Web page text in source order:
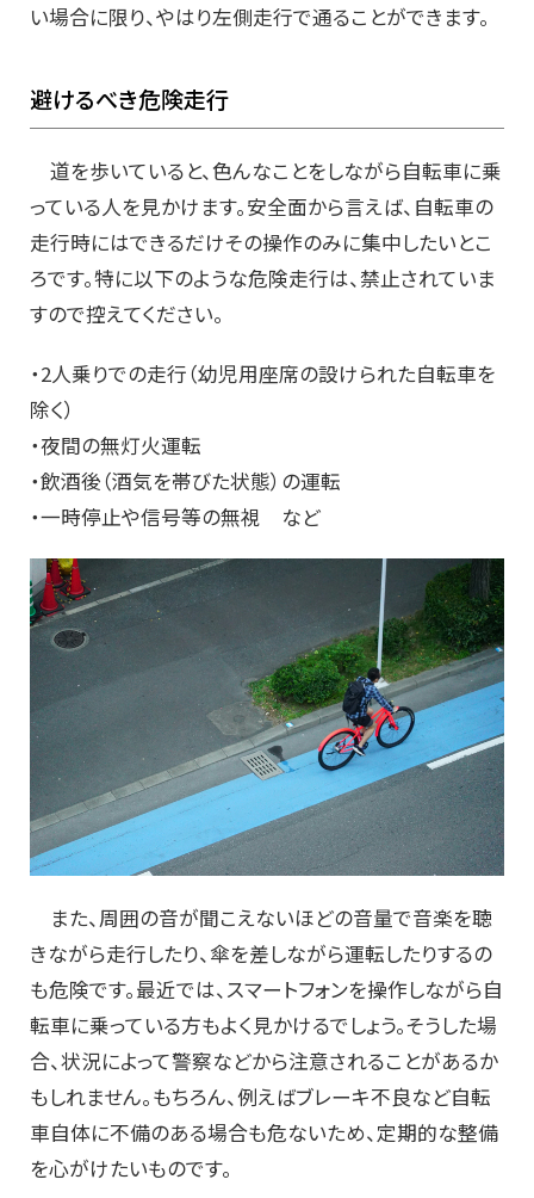
い場合に限り、やはり左側走行で通ることができます。
避けるべき危険走行
道を歩いていると、色んなことをしながら自転車に乗
っている人を見かけます。安全面から言えば、自転車の
走行時にはできるだけその操作のみに集中したいとこ
ろです。特に以下のような危険走行は、禁止されていま
すので控えてください。
・2人乗りでの走行（幼児用座席の設けられた自転車を
除く）
・夜間の無灯火運転
・飲酒後（酒気を帯びた状態）の運転
・一時停止や信号等の無視 など
また、周囲の音が聞こえないほどの音量で音楽を聴
きながら走行したり、傘を差しながら運転したりするの
も危険です。最近では、スマートフォンを操作しながら自
転車に乗っている方もよく見かけるでしょう。そうした場
合、状況によって警察などから注意されることがあるか
もしれません。もちろん、例えばブレーキ不良など自転
車自体に不備のある場合も危ないため、定期的な整備
を心がけたいものです。